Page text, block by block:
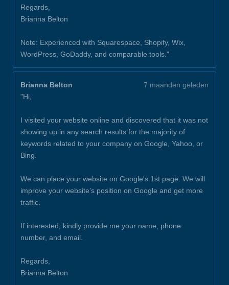
Regards,
Brianna Belton
Note: Experienced with Squarespace, Shopify, Wix,
WordPress, GoDaddy, and comparable tools."
Brianna Belton
7 maanden geleden
"Hi,
I visited your website online and discovered that it was not
showing up in any search results for the majority of
keywords related to your company on Google, Yahoo, or
Bing.
We can place your website on Google's 1st page. We will
improve your website’s position on Google and get more
traffic.
If interested, kindly provide me your name, phone
number, and email.
Regards,
Brianna Belton